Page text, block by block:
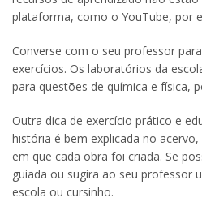
plataforma, como o YouTube, por
Converse com o seu professor
exercícios. Os laboratórios da
para questões de química e física,
Outra dica de exercício prático e
história é bem explicada no
em que cada obra foi criada. Se
guiada ou sugira ao seu professor
escola ou cursinho.